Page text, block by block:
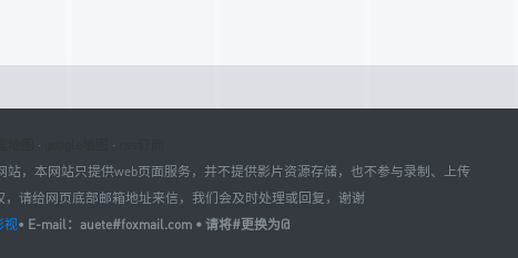
· ·
，本网站只提供web页面服务，并不提供影片资源存储，也不参与录制、上传
请给网页底部邮箱地址来信，我们会及时处理或回复，谢谢
视• E-mail：auete#foxmail.com • 请将#更换为@